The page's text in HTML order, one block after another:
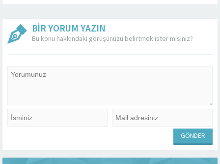
BİR YORUM YAZIN
Bu konu hakkındaki görüşünüzü belirtmek ister misiniz?